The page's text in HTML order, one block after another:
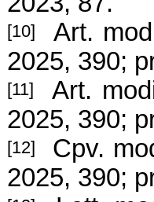
[10]
Art.
2025, 390;
[11]
Art.
2025, 390;
[12]
Cpv.
2025, 390;